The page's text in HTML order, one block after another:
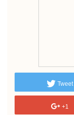
Tweet
+1